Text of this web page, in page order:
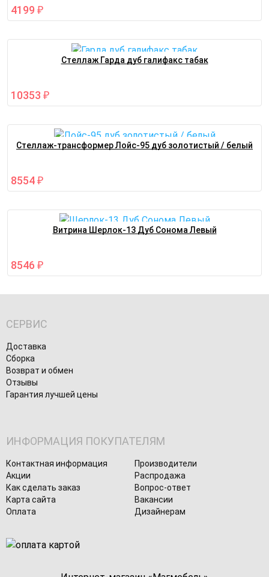
4199 ₽
Стеллаж Гарда дуб галифакс табак
10353 ₽
Стеллаж-трансформер Лойс-95 дуб золотистый / белый
8554 ₽
Витрина Шерлок-13 Дуб Сонома Левый
8546 ₽
СЕРВИС
Доставка
Сборка
Возврат и обмен
Отзывы
Гарантия лучшей цены
ИНФОРМАЦИЯ ПОКУПАТЕЛЯМ
Контактная информация
Производители
Акции
Распродажа
Как сделать заказ
Вопрос-ответ
Карта сайта
Вакансии
Оплата
Дизайнерам